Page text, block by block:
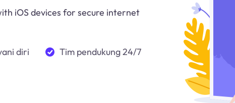
iOS devices for secure internet
diri Tim pendukung 24/7